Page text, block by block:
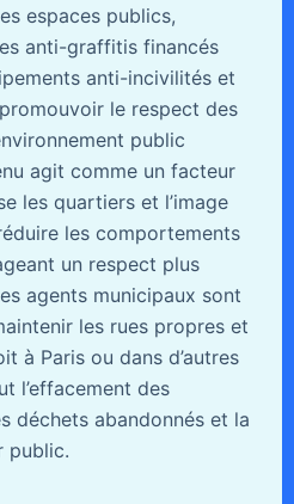
espaces publics,
anti-graffitis financés
anti-incivilités et
le respect des
public
agit comme un facteur
les quartiers et l’image
les comportements
un respect plus
agents municipaux sont
les rues propres et
à Paris ou dans d’autres
l’effacement des
déchets abandonnés et la
public.